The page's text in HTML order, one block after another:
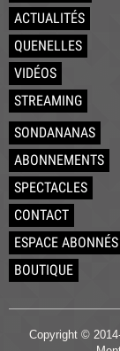
ACTUALITÉS
QUENELLES
VIDÉOS
STREAMING
SONDANANAS
ABONNEMENTS
SPECTACLES
CONTACT
ESPACE ABONNÉS
BOUTIQUE
Copyright ©